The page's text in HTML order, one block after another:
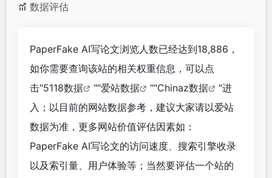
数据评估
PaperFake AI写论文浏览人数已经达到18,886，
如你需要查询该站的相关权重信息，可以点
击"5118数据 ""爱站数据 ""Chinaz数据
"进
入；以目前的网站数据参考，建议大家请以爱站
数据为准，更多网站价值评估因素如：
PaperFake AI写论文的访问速度、搜索引擎收录
以及索引量、用户体验等；当然要评估一个站的